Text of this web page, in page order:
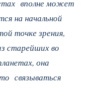
вполне может
на начальной
точке зрения,
старейших во
она
связываться